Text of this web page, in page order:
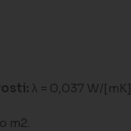
λ = 0,037 W/[mK]
m2.